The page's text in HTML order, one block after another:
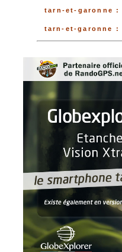
tarn-et-garonne :
tarn-et-garonne :